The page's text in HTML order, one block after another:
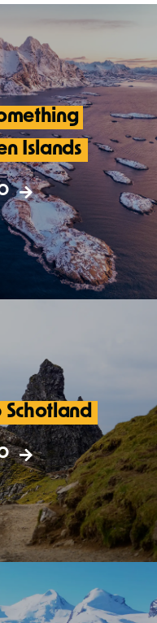
Islands
winter op de
voor iedere
verhuur.be
roadtrip door